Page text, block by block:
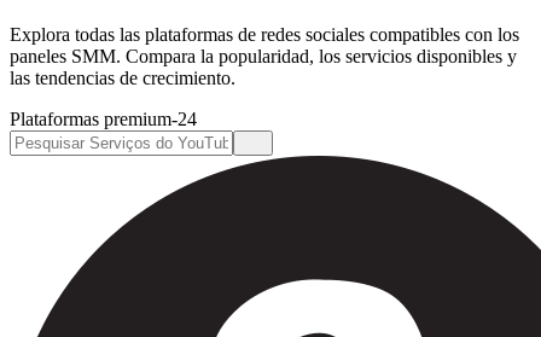
Explora todas las plataformas de redes sociales compatibles con los
paneles SMM. Compara la popularidad, los servicios disponibles y
las tendencias de crecimiento.
Plataformas premium-24